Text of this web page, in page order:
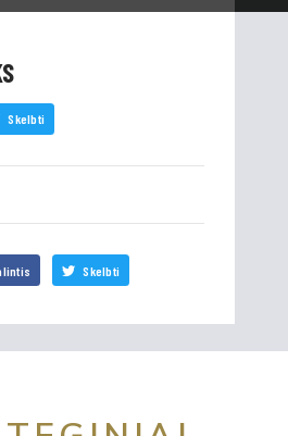
Skelbti
Skelbti